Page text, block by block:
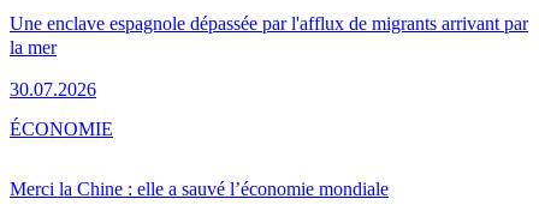
Une enclave espagnole dépassée par l'afflux de migrants arrivant par
la mer
30.07.2026
Merci la Chine : elle a sauvé l’économie mondiale
ÉCONOMIE